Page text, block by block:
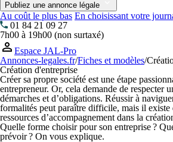
Publiez une annonce légale
Au coût le plus bas En choisissant votre
01 84 21 09 27
7h00 à 19h00 (non surtaxé)
Espace JAL-Pro
Annonces-legales.fr/Fiches et modèles/
Création d'entreprise
Créer sa propre société est une étape
entrepreneur. Or, cela demande de respecter
démarches et d’obligations. Réussir à
formalités peut paraître difficile, mais il existe
ressources d’accompagnement dans la
Quelle forme choisir pour son entreprise ?
prévoir ? On vous explique.